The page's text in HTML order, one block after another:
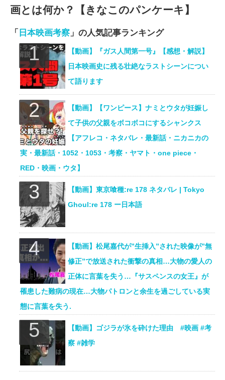
画とは何か？【きなこのパンケーキ】
「 日本映画考察 」の人気記事ランキング
【動画】『ガス人間第一号』【感想・解説】
日本映画史に残る壮絶なラストシーンについ
て語ります
【動画】【ワンピース】ナミとウタが妊娠し
て子供の父親をボコボコにするシャンクス
【アフレコ・ネタバレ・最新話・ニカニカの
実・最新話・1052・1053・考察・ヤマト・one piece・
RED・映画・ウタ】
【動画】東京喰種:re 178 ネタバレ | Tokyo
Ghoul:re 178 ー日本語
【動画】松尾嘉代が”生挿入”された映像が”無
修正”で放送された衝撃の真相…大物の愛人の
正体に言葉を失う…『サスペンスの女王』が
罹患した難病の現在…大物パトロンと余生を過ごしている実
態に言葉を失う.
【動画】ゴジラが氷を砕けた理由 #映画 #考
察 #雑学